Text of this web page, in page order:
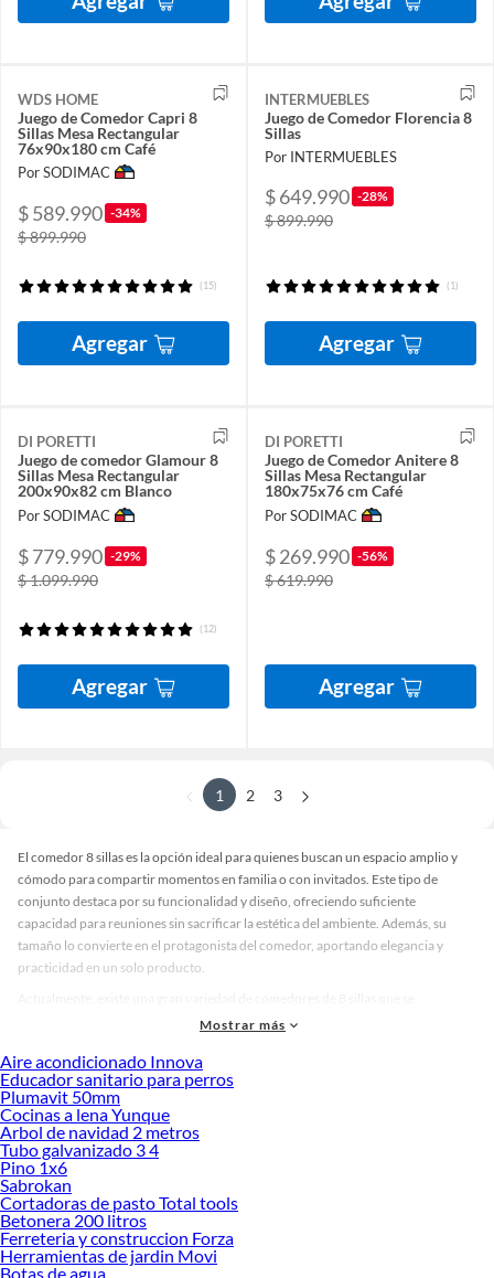
WDS HOME
Juego de Comedor Capri 8
Sillas Mesa Rectangular
76x90x180 cm Café
Por SODIMAC
$ 589.990 -34%
$ 899.990
(15)
Agregar
INTERMUEBLES
Juego de Comedor Florencia 8
Sillas
Por INTERMUEBLES
$ 649.990 -28%
$ 899.990
(1)
Agregar
DI PORETTI
Juego de comedor Glamour 8
Sillas Mesa Rectangular
200x90x82 cm Blanco
Por SODIMAC
$ 779.990 -29%
$ 1.099.990
(12)
Agregar
DI PORETTI
Juego de Comedor Anitere 8
Sillas Mesa Rectangular
180x75x76 cm Café
Por SODIMAC
$ 269.990 -56%
$ 619.990
Agregar
1 2 3
El comedor 8 sillas es la opción ideal para quienes buscan un espacio amplio y
cómodo para compartir momentos en familia o con invitados. Este tipo de
conjunto destaca por su funcionalidad y diseño, ofreciendo suficiente
capacidad para reuniones sin sacrificar la estética del ambiente. Además, su
tamaño lo convierte en el protagonista del comedor, aportando elegancia y
practicidad en un solo producto.
diferencian por materiales, estilos y acabados. Puedes encontrar modelos en
ambientes modernos y diseños con estructuras metálicas que aportan un toque
industrial. También hay diversidad en colores y tapizados, desde tonos neutros
hasta combinaciones más atrevidas, lo que permite personalizar el espacio
según tu estilo.
Comedor 8 sillas: características y ventajas que debes considerar
Los comedores de 8 sillas ofrecen comodidad y resistencia gracias a la calidad de
sus materiales. Entre sus beneficios más importantes se encuentra la estabilidad
de la mesa y la ergonomía de las sillas, que garantizan confort durante largas
reuniones. Muchos modelos incluyen acabados protectores contra humedad y
Mostrar más
Aire acondicionado Innova
Educador sanitario para perros
Plumavit 50mm
Cocinas a lena Yunque
Arbol de navidad 2 metros
Tubo galvanizado 3 4
Pino 1x6
Sabrokan
Cortadoras de pasto Total tools
Betonera 200 litros
Ferreteria y construccion Forza
Herramientas de jardin Movi
Botas de agua